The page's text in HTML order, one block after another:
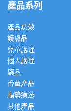
產品系列
產品功效
護膚品
兒童護理
個人護理
藥品
香薰產品
順勢療法
其他產品